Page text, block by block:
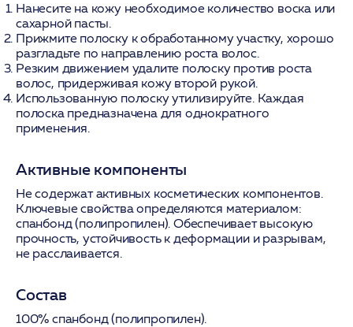
Нанесите на кожу необходимое количество воска или
сахарной пасты.
Прижмите полоску к обработанному участку, хорошо
разгладьте по направлению роста волос.
Резким движением удалите полоску против роста
волос, придерживая кожу второй рукой.
Использованную полоску утилизируйте. Каждая
полоска предназначена для однократного
применения.
Активные компоненты
Не содержат активных косметических компонентов.
Ключевые свойства определяются материалом:
спанбонд(полипропилен). Обеспечивает высокую
прочность, устойчивость к деформации и разрывам,
не расслаивается.
Состав
100% спанбонд (полипропилен).